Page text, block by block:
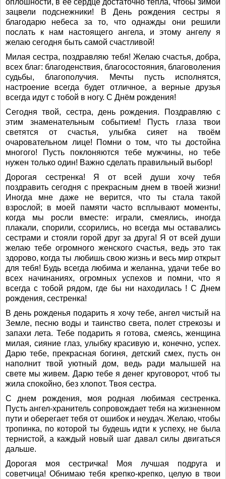
оплошности, в ее сердце достаточно тепла, чтобы зимой
зацвели подснежники! В День рождения сестры я
благодарю небеса за то, что однажды они решили
послать к нам настоящего ангела, и этому ангелу я
желаю сегодня быть самой счастливой!
Милая сестра, поздравляю тебя! Желаю счастья, добра,
всех благ: благоденствия, благосостояния, благоволения
судьбы, благополучия. Мечты пусть исполнятся,
настроение всегда будет отличное, а верные друзья
всегда идут с тобой в ногу. С Днём рождения!
Сегодня твой, сестра, день рождения. Поздравляю с
этим знаменательным событием! Пусть глаза твои
светятся от счастья, улыбка сияет на твоём
очаровательном лице! Помни о том, что ты достойна
многого! Пусть поклоняются тебе мужчины, но тебе
нужен только один! Важно сделать правильный выбор!
Дорогая сестренка! Я от всей души хочу тебя
поздравить сегодня с прекрасным днем в твоей жизни!
Иногда мне даже не верится, что ты стала такой
взрослой; в моей памяти часто всплывают моменты,
когда мы росли вместе: играли, смеялись, иногда
плакали, спорили, ссорились, но всегда мы оставались
сестрами и стояли горой друг за друга! Я от всей души
желаю тебе огромного женского счастья, ведь это так
здорово, когда ты любишь свою жизнь и весь мир открыт
для тебя! Будь всегда любима и желанна, удачи тебе во
всех начинаниях, огромных успехов и помни, что я
всегда с тобой рядом, где бы ни находилась ! С Днем
рождения, сестренка!
В день рожденья подарить я хочу тебе, ангел чистый на
Земле, песню воды и таинство света, полет стрекозы и
запахи лета. Тебе подарить я готова, смеясь, женщина
милая, сияние глаз, улыбку красивую и, конечно, успех.
Дарю тебе, прекрасная богиня, детский смех, пусть он
наполнит твой уютный дом, ведь ради малышей на
свете мы живем. Дарю тебе я денег круговорот, чтоб ты
жила спокойно, без хлопот. Твоя сестра.
С днем рождения, моя родная любимая сестренка.
Пусть ангел-хранитель сопровождает тебя на жизненном
пути и оберегает тебя от ошибок и неудач. Желаю, чтобы
тропинка, по которой ты будешь идти к успеху, не была
тернистой, а каждый новый шаг давал силы двигаться
дальше.
Дорогая моя сестричка! Моя лучшая подруга и
советчица! Обнимаю тебя крепко-крепко, целую в твои